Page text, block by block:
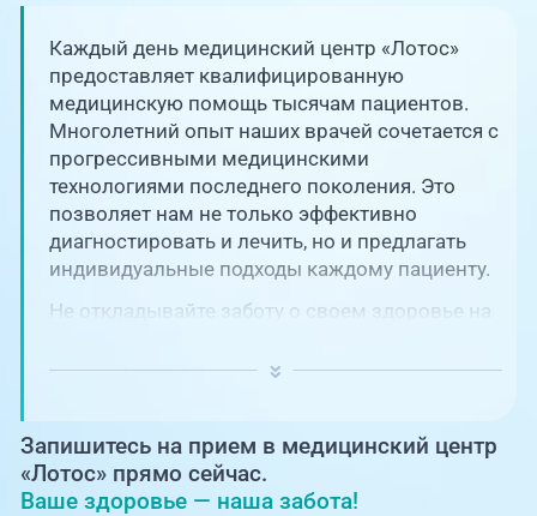
Адреса клиник
О клинике
Блог врачей
Новости
+7 (351) 220-00-03
Единая справочная служба,
запись на прием
+7 (351) 220-03-03
Центр амбулаторной
онкологической помощи
+7 (7142) 927-003
Каждый день медицинский центр «Лотос»
предоставляет квалифицированную
медицинскую помощь тысячам пациентов.
Многолетний опыт наших врачей сочетается с
прогрессивными медицинскими
технологиями последнего поколения. Это
позволяет нам не только эффективно
диагностировать и лечить, но и предлагать
индивидуальные подходы каждому пациенту.
Не откладывайте заботу о своем здоровье на
ключевую роль в поддержании вашего
Запишитесь на прием в медицинский центр
«Лотос» прямо сейчас.
Ваше здоровье — наша забота!